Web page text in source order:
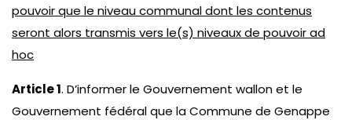
pouvoir que le niveau communal dont les contenus
seront alors transmis vers le(s) niveaux de pouvoir ad
hoc
Article 1. D’informer le Gouvernement wallon et le
Gouvernement fédéral que la Commune de Genappe